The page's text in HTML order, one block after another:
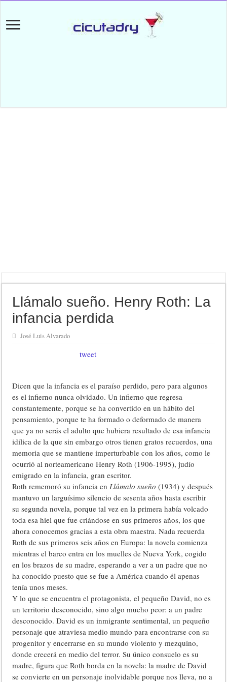
Llámalo sueño. Henry Roth: La
infancia perdida
José Luis Alvarado
tweet
Dicen que la infancia es el paraíso perdido, pero para algunos
es el infierno nunca olvidado. Un infierno que regresa
constantemente, porque se ha convertido en un hábito del
pensamiento, porque te ha formado o deformado de manera
que ya no serás el adulto que hubiera resultado de esa infancia
idílica de la que sin embargo otros tienen gratos recuerdos, una
memoria que se mantiene imperturbable con los años, como le
ocurrió al norteamericano Henry Roth (1906-1995), judío
emigrado en la infancia, gran escritor.
Roth rememoró su infancia enLlámalo sueño(1934) y después
mantuvo un larguísimo silencio de sesenta años hasta escribir
su segunda novela, porque tal vez en la primera había volcado
toda esa hiel que fue criándose en sus primeros años, los que
ahora conocemos gracias a esta obra maestra. Nada recuerda
Roth de sus primeros seis años en Europa: la novela comienza
mientras el barco entra en los muelles de Nueva York, cogido
en los brazos de su madre, esperando a ver a un padre que no
ha conocido puesto que se fue a América cuando él apenas
tenía unos meses.
Y lo que se encuentra el protagonista, el pequeño David, no es
un territorio desconocido, sino algo mucho peor: a un padre
desconocido. David es un inmigrante sentimental, un pequeño
personaje que atraviesa medio mundo para encontrarse con su
progenitor y encerrarse en su mundo violento y mezquino,
donde crecerá en medio del terror. Su único consuelo es su
madre, figura que Roth borda en la novela: la madre de David
se convierte en un personaje inolvidable porque nos lleva, no a